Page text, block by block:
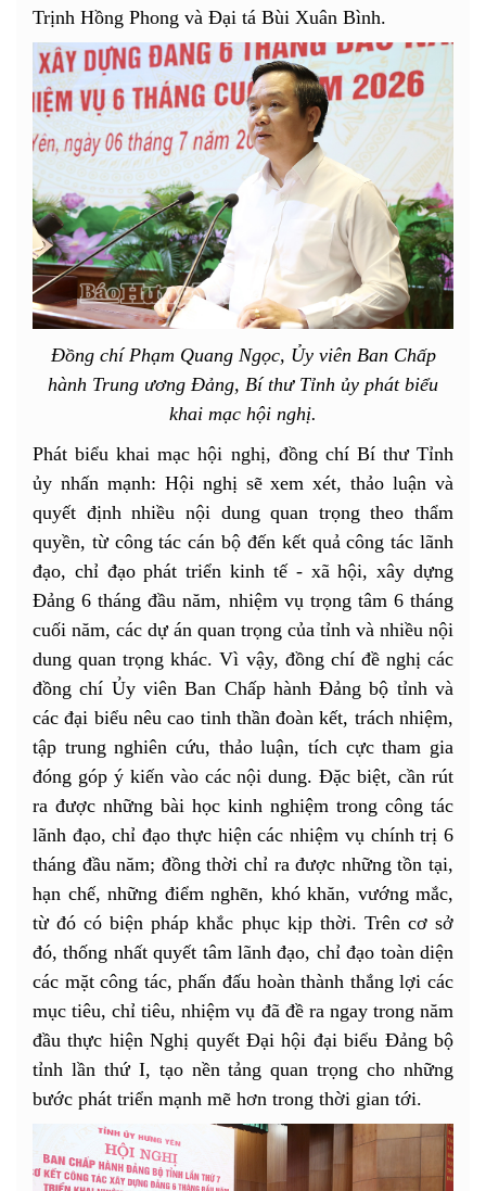
Trịnh Hồng Phong và Đại tá Bùi Xuân Bình.
Đồng chí Phạm Quang Ngọc, Ủy viên Ban Chấp
hành Trung ương Đảng, Bí thư Tỉnh ủy phát biểu
khai mạc hội nghị.
Phát biểu khai mạc hội nghị, đồng chí Bí thư Tỉnh
ủy nhấn mạnh: Hội nghị sẽ xem xét, thảo luận và
quyết định nhiều nội dung quan trọng theo thẩm
quyền, từ công tác cán bộ đến kết quả công tác lãnh
đạo, chỉ đạo phát triển kinh tế - xã hội, xây dựng
Đảng 6 tháng đầu năm, nhiệm vụ trọng tâm 6 tháng
cuối năm, các dự án quan trọng của tỉnh và nhiều nội
dung quan trọng khác. Vì vậy, đồng chí đề nghị các
đồng chí Ủy viên Ban Chấp hành Đảng bộ tỉnh và
các đại biểu nêu cao tinh thần đoàn kết, trách nhiệm,
tập trung nghiên cứu, thảo luận, tích cực tham gia
đóng góp ý kiến vào các nội dung. Đặc biệt, cần rút
ra được những bài học kinh nghiệm trong công tác
lãnh đạo, chỉ đạo thực hiện các nhiệm vụ chính trị 6
tháng đầu năm; đồng thời chỉ ra được những tồn tại,
hạn chế, những điểm nghẽn, khó khăn, vướng mắc,
từ đó có biện pháp khắc phục kịp thời. Trên cơ sở
đó, thống nhất quyết tâm lãnh đạo, chỉ đạo toàn diện
các mặt công tác, phấn đấu hoàn thành thắng lợi các
mục tiêu, chỉ tiêu, nhiệm vụ đã đề ra ngay trong năm
đầu thực hiện Nghị quyết Đại hội đại biểu Đảng bộ
tỉnh lần thứ I, tạo nền tảng quan trọng cho những
bước phát triển mạnh mẽ hơn trong thời gian tới.